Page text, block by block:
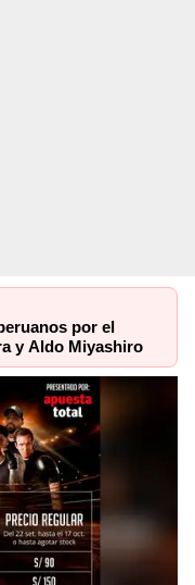
por el
y Aldo Miyashiro